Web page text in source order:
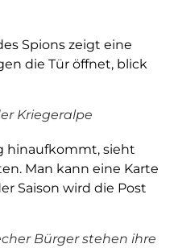
Spions zeigt eine
die Tür öffnet, blick
Kriegeralpe
hinaufkommt, sieht
Man kann eine Karte
Saison wird die Post
Bürger stehen ihre